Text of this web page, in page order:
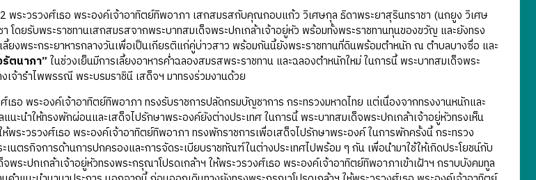
วรวงศ์เธอ พระองค์เจ้าอาทิตย์ทิพอาภา เสกสมรสกับคุณกอบแก้ว วิเศษกุล ธิดาพระยาสุรินทราชา (นกยูง วิเศษ
โดยรับพระราชทานเสกสมรสจากพระบาทสมเด็จพระปกเกล้าเจ้าอยู่หัว พร้อมทั้งพระราชทานทุนของขวัญ และยังทรง
ลี้ยงพระกระยาหารกลางวันเพื่อเป็นเกียรติแก่คู่บ่าวสาว พร้อมกันนี้ยังพระราชทานที่ดินพร้อมตำหนัก ณ ตำบลบางซื่อ และ
รัตนาภา”ในช่วงเย็นมีการเลี้ยงอาหารค่ำฉลองสมรสพระราชทาน และฉลองตำหนักใหม่ ในการนี้ พระบาทสมเด็จพระ
เจ้ารำไพพรรณี พระบรมราชินี เสด็จฯ มาทรงร่วมงานด้วย
พระองค์เจ้าอาทิตย์ทิพอาภา ทรงรับราชการปลัดกรมบัญชาการ กระทรวงมหาดไทย แต่เนื่องจากทรงงานหนักและ
ะนำให้ทรงพักผ่อนและเสด็จไปรักษาพระองค์ยังต่างประเทศ ในการนี้ พระบาทสมเด็จพระปกเกล้าเจ้าอยู่หัวทรงเห็น
พระวรวงศ์เธอ พระองค์เจ้าอาทิตย์ทิพอาภา ทรงพักราชการเพื่อเสด็จไปรักษาพระองค์ ในการพักครั้งนี้ กระทรวง
เนตรกิจการด้านการปกครองและการจัดระเบียบราชทัณฑ์ในต่างประเทศไปพร้อม ๆ กัน เพื่อนำมาใช้ให้เกิดประโยชน์กับ
พระปกเกล้าเจ้าอยู่หัวทรงพระกรุณาโปรดเกล้าฯ ให้พระวรวงศ์เธอ พระองค์เจ้าอาทิตย์ทิพอาภาเข้าเฝ้าฯ กราบบังคมทูล